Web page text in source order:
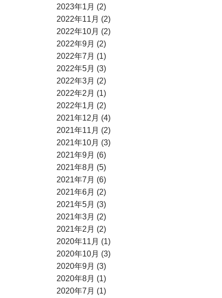
2023年1月 (2)
2022年11月 (2)
2022年10月 (2)
2022年9月 (2)
2022年7月 (1)
2022年5月 (3)
2022年3月 (2)
2022年2月 (1)
2022年1月 (2)
2021年12月 (4)
2021年11月 (2)
2021年10月 (3)
2021年9月 (6)
2021年8月 (5)
2021年7月 (6)
2021年6月 (2)
2021年5月 (3)
2021年3月 (2)
2021年2月 (2)
2020年11月 (1)
2020年10月 (3)
2020年9月 (3)
2020年8月 (1)
2020年7月 (1)